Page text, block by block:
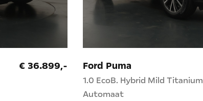
€ 36.899,- Ford Puma
1.0 EcoB. Hybrid Mild Titanium
Automaat